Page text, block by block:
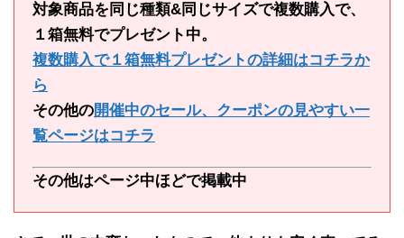
対象商品を同じ種類&同じサイズで複数購入で、
１箱無料でプレゼント中。
複数購入で１箱無料プレゼントの詳細はコチラか
ら
その他の開催中のセール、クーポンの見やすい一
覧ページはコチラ
その他はページ中ほどで掲載中